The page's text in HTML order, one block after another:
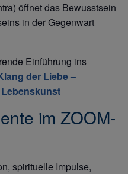
öffnet das Bewusstsein
in der Gegenwart
Einführung ins
der Liebe –
im ZOOM-
spirituelle Impulse,